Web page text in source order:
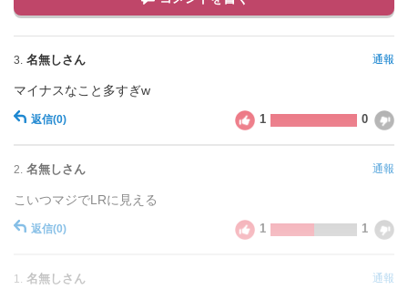
3. 名無しさん 通報
マイナスなこと多すぎw
返信(0) 1 0
2. 名無しさん 通報
こいつマジでLRに見える
返信(0) 1 1
1. 名無しさん 通報